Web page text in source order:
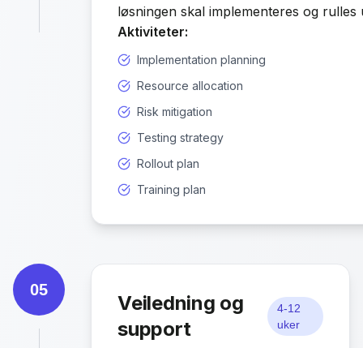
løsningen skal implementeres og rulles
Aktiviteter:
Implementation planning
Resource allocation
Risk mitigation
Testing strategy
Rollout plan
Training plan
05
Veiledning og
support
4-12
uker